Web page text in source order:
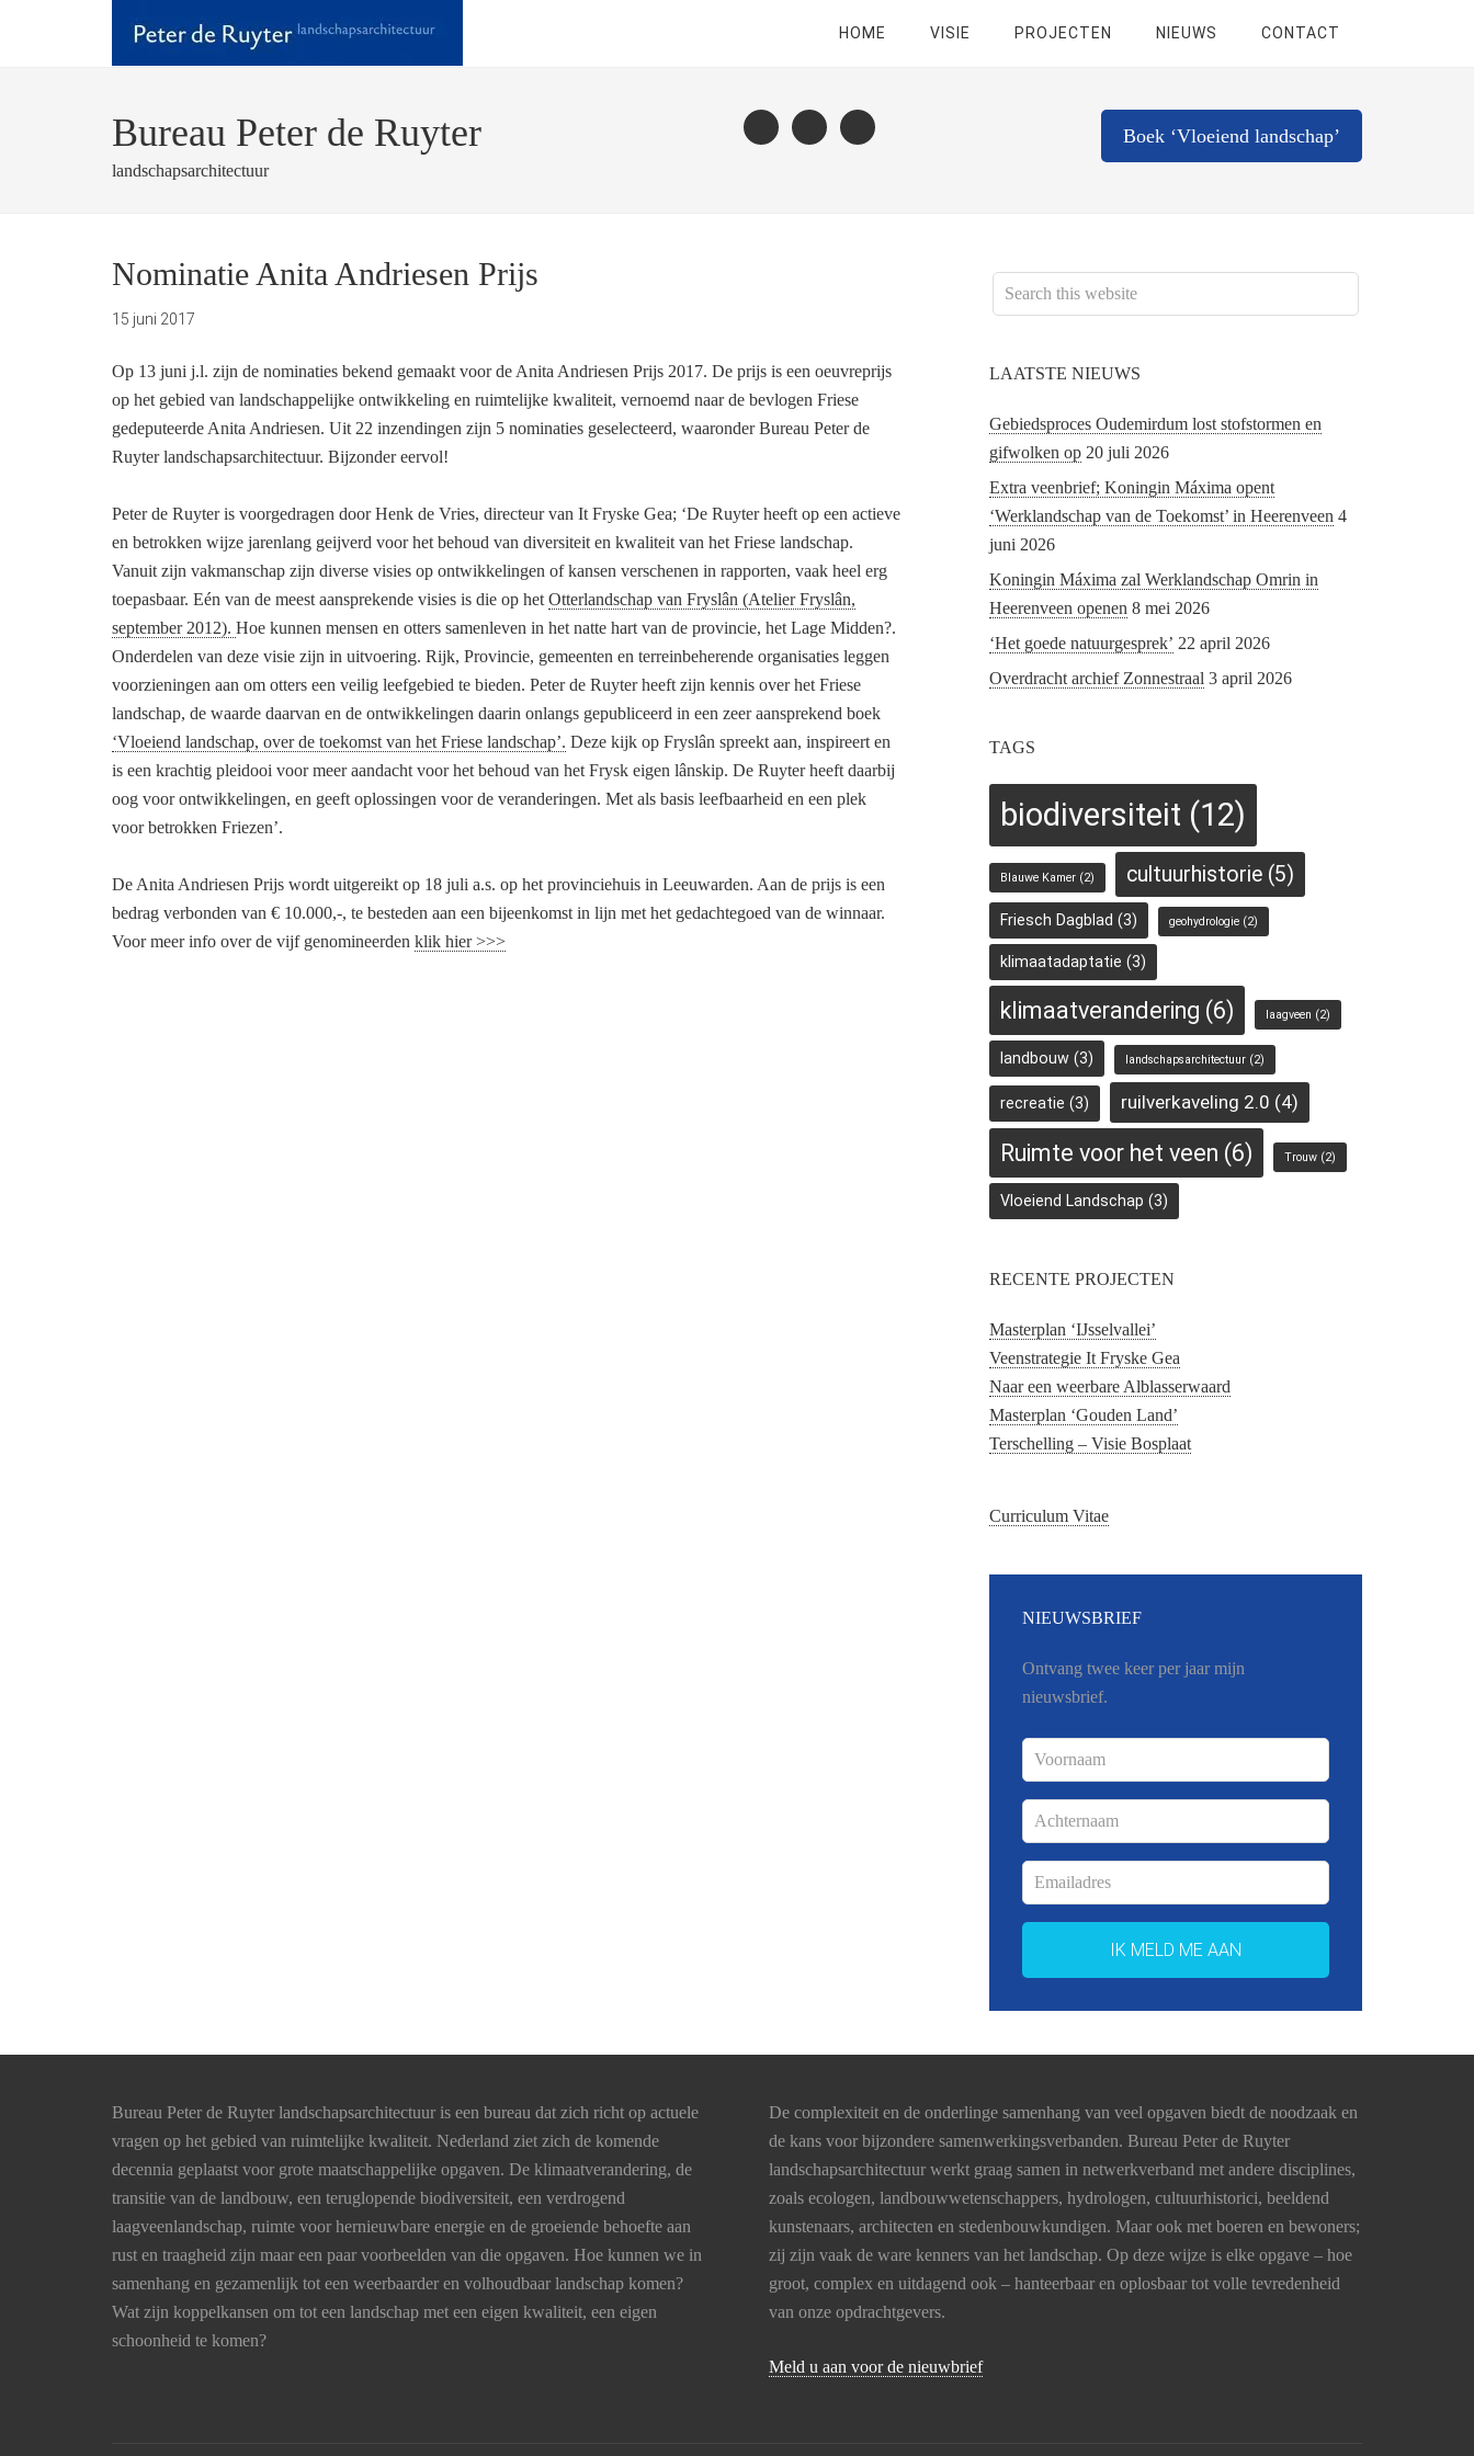
HOME VISIE PROJECTEN NIEUWS CONTACT
Bureau Peter de Ruyter
landschapsarchitectuur
Boek ‘Vloeiend landschap’
Nominatie Anita Andriesen Prijs
15 juni 2017
Op 13 juni j.l. zijn de nominaties bekend gemaakt voor de Anita Andriesen Prijs 2017. De prijs is een oeuvreprijs
op het gebied van landschappelijke ontwikkeling en ruimtelijke kwaliteit, vernoemd naar de bevlogen Friese
gedeputeerde Anita Andriesen. Uit 22 inzendingen zijn 5 nominaties geselecteerd, waaronder Bureau Peter de
Ruyter landschapsarchitectuur. Bijzonder eervol!
Peter de Ruyter is voorgedragen door Henk de Vries, directeur van It Fryske Gea; ‘De Ruyter heeft op een actieve
en betrokken wijze jarenlang geijverd voor het behoud van diversiteit en kwaliteit van het Friese landschap.
Vanuit zijn vakmanschap zijn diverse visies op ontwikkelingen of kansen verschenen in rapporten, vaak heel erg
toepasbaar. Eén van de meest aansprekende visies is die op het Otterlandschap van Fryslân (Atelier Fryslân,
september 2012). Hoe kunnen mensen en otters samenleven in het natte hart van de provincie, het Lage Midden?.
Onderdelen van deze visie zijn in uitvoering. Rijk, Provincie, gemeenten en terreinbeherende organisaties leggen
voorzieningen aan om otters een veilig leefgebied te bieden. Peter de Ruyter heeft zijn kennis over het Friese
landschap, de waarde daarvan en de ontwikkelingen daarin onlangs gepubliceerd in een zeer aansprekend boek
‘Vloeiend landschap, over de toekomst van het Friese landschap’. Deze kijk op Fryslân spreekt aan, inspireert en
is een krachtig pleidooi voor meer aandacht voor het behoud van het Frysk eigen lânskip. De Ruyter heeft daarbij
oog voor ontwikkelingen, en geeft oplossingen voor de veranderingen. Met als basis leefbaarheid en een plek
voor betrokken Friezen’.
De Anita Andriesen Prijs wordt uitgereikt op 18 juli a.s. op het provinciehuis in Leeuwarden. Aan de prijs is een
bedrag verbonden van € 10.000,-, te besteden aan een bijeenkomst in lijn met het gedachtegoed van de winnaar.
Voor meer info over de vijf genomineerden klik hier >>>
LAATSTE NIEUWS
Gebiedsproces Oudemirdum lost stofstormen en
gifwolken op 20 juli 2026
Extra veenbrief; Koningin Máxima opent
‘Werklandschap van de Toekomst’ in Heerenveen 4
juni 2026
Koningin Máxima zal Werklandschap Omrin in
Heerenveen openen 8 mei 2026
‘Het goede natuurgesprek’ 22 april 2026
Overdracht archief Zonnestraal 3 april 2026
TAGS
biodiversiteit (12)
Blauwe Kamer (2) cultuurhistorie (5)
Friesch Dagblad (3) geohydrologie (2)
klimaatadaptatie (3)
klimaatverandering (6) laagveen (2)
landbouw (3) landschapsarchitectuur (2)
recreatie (3) ruilverkaveling 2.0 (4)
Ruimte voor het veen (6) Trouw (2)
Vloeiend Landschap (3)
RECENTE PROJECTEN
Masterplan ‘IJsselvallei’
Veenstrategie It Fryske Gea
Naar een weerbare Alblasserwaard
Masterplan ‘Gouden Land’
Terschelling – Visie Bosplaat
Curriculum Vitae
NIEUWSBRIEF
Ontvang twee keer per jaar mijn
nieuwsbrief.
Bureau Peter de Ruyter landschapsarchitectuur is een bureau dat zich richt op actuele
vragen op het gebied van ruimtelijke kwaliteit. Nederland ziet zich de komende
decennia geplaatst voor grote maatschappelijke opgaven. De klimaatverandering, de
transitie van de landbouw, een teruglopende biodiversiteit, een verdrogend
laagveenlandschap, ruimte voor hernieuwbare energie en de groeiende behoefte aan
rust en traagheid zijn maar een paar voorbeelden van die opgaven. Hoe kunnen we in
samenhang en gezamenlijk tot een weerbaarder en volhoudbaar landschap komen?
Wat zijn koppelkansen om tot een landschap met een eigen kwaliteit, een eigen
schoonheid te komen?
De complexiteit en de onderlinge samenhang van veel opgaven biedt de noodzaak en
de kans voor bijzondere samenwerkingsverbanden. Bureau Peter de Ruyter
landschapsarchitectuur werkt graag samen in netwerkverband met andere disciplines,
zoals ecologen, landbouwwetenschappers, hydrologen, cultuurhistorici, beeldend
kunstenaars, architecten en stedenbouwkundigen. Maar ook met boeren en bewoners;
zij zijn vaak de ware kenners van het landschap. Op deze wijze is elke opgave – hoe
groot, complex en uitdagend ook – hanteerbaar en oplosbaar tot volle tevredenheid
van onze opdrachtgevers.
Meld u aan voor de nieuwbrief